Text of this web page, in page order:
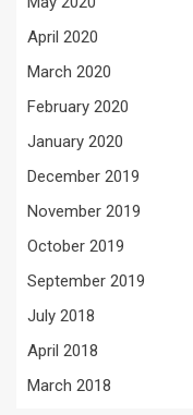
April 2020
March 2020
February 2020
January 2020
December 2019
November 2019
October 2019
September 2019
July 2018
April 2018
March 2018